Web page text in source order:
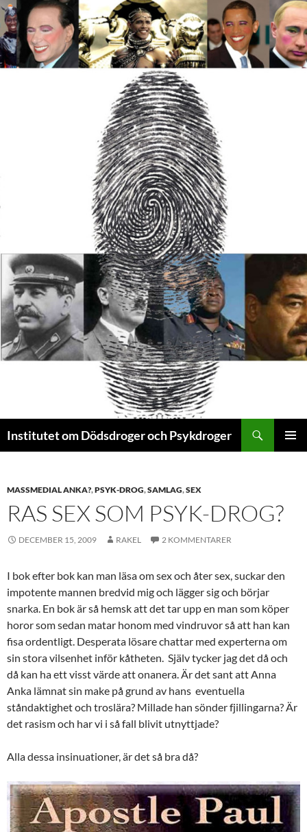
Institutet om Dödsdroger och Psykdroger
MASSMEDIAL ANKA?,PSYK-DROG,SAMLAG,SEX
RAS SEX SOM PSYK-DROG?
DECEMBER 15, 2009 RAKEL 2 KOMMENTARER
I bok efter bok kan man läsa om sex och åter sex, suckar den
impotente mannen bredvid mig och lägger sig och börjar
snarka. En bok är så hemsk att det tar upp en man som köper
horor som sedan matar honom med vindruvor så att han kan
fisa ordentligt. Desperata lösare chattar med experterna om
sin stora vilsenhet inför kåtheten. Själv tycker jag det då och
då kan ha ett visst värde att onanera. Är det sant att Anna
Anka lämnat sin make på grund av hans eventuella
ståndaktighet och troslära? Millade han sönder fjillingarna? Är
det rasism och har vi i så fall blivit utnyttjade?
Alla dessa insinuationer, är det så bra då?